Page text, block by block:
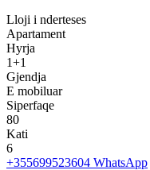
Lloji i nderteses
Apartament
Hyrja
1+1
Gjendja
E mobiluar
Siperfaqe
80
Kati
6
+355699523604 WhatsApp